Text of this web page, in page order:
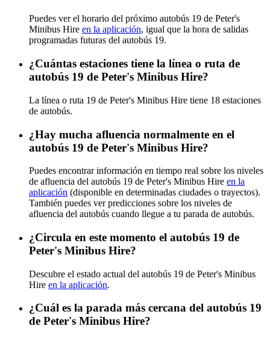
Puedes ver el horario del próximo autobús 19 de Peter's
Minibus Hire en la aplicación, igual que la hora de salidas
programadas futuras del autobús 19.
¿Cuántas estaciones tiene la línea o ruta de
autobús 19 de Peter's Minibus Hire?
La línea o ruta 19 de Peter's Minibus Hire tiene 18 estaciones
de autobús.
¿Hay mucha afluencia normalmente en el
autobús 19 de Peter's Minibus Hire?
Puedes encontrar información en tiempo real sobre los niveles
de afluencia del autobús 19 de Peter's Minibus Hire en la
aplicación (disponible en determinadas ciudades o trayectos).
También puedes ver predicciones sobre los niveles de
afluencia del autobús cuando llegue a tu parada de autobús.
¿Circula en este momento el autobús 19 de
Peter's Minibus Hire?
Descubre el estado actual del autobús 19 de Peter's Minibus
Hire en la aplicación.
¿Cuál es la parada más cercana del autobús 19
de Peter's Minibus Hire?